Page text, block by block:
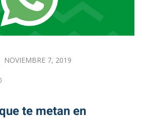
NOVIEMBRE 7, 2019
te metan en